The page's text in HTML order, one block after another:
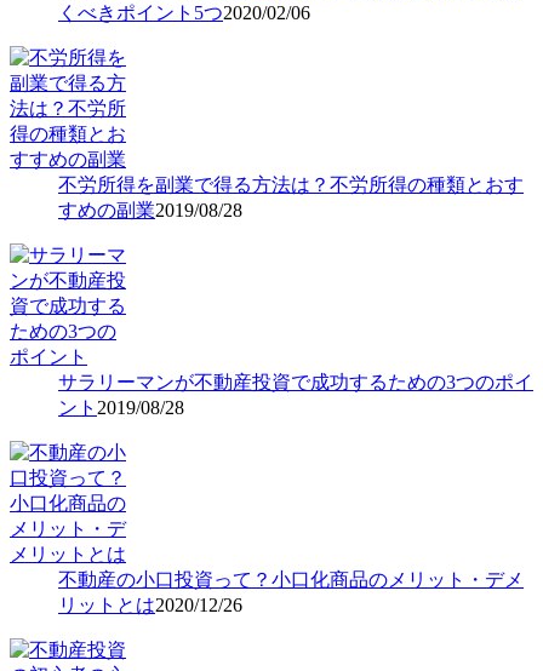
くべきポイント5つ2020/02/06
不労所得を副業で得る方法は？不労所得の種類とおす
すめの副業2019/08/28
サラリーマンが不動産投資で成功するための3つのポイ
ント 2019/08/28
不動産の小口投資って？小口化商品のメリット・デメ
リットとは2020/12/26